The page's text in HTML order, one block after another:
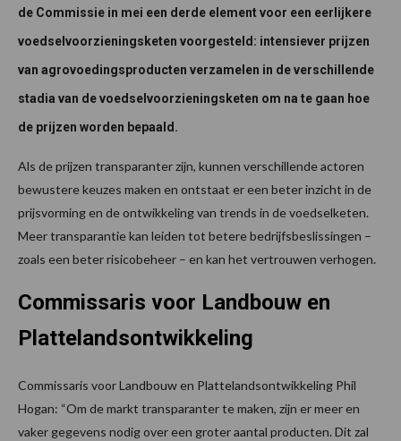
de Commissie in mei een derde element voor een eerlijkere
voedselvoorzieningsketen voorgesteld: intensiever prijzen
van agrovoedingsproducten verzamelen in de verschillende
stadia van de voedselvoorzieningsketen om na te gaan hoe
de prijzen worden bepaald.
Als de prijzen transparanter zijn, kunnen verschillende actoren
bewustere keuzes maken en ontstaat er een beter inzicht in de
prijsvorming en de ontwikkeling van trends in de voedselketen.
Meer transparantie kan leiden tot betere bedrijfsbeslissingen –
zoals een beter risicobeheer – en kan het vertrouwen verhogen.
Commissaris voor Landbouw en
Plattelandsontwikkeling
Commissaris voor Landbouw en Plattelandsontwikkeling Phil
Hogan: “Om de markt transparanter te maken, zijn er meer en
vaker gegevens nodig over een groter aantal producten. Dit zal